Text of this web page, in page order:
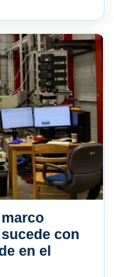
con
en el